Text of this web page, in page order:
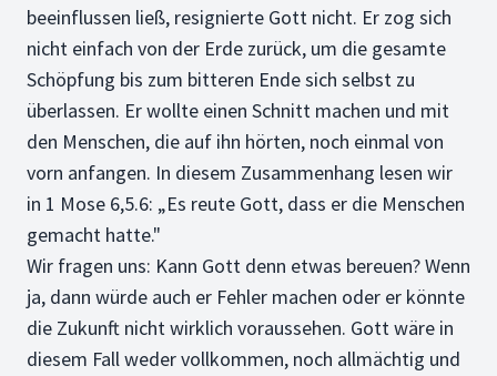
beeinflussen ließ, resignierte Gott nicht. Er zog sich
nicht einfach von der Erde zurück, um die gesamte
Schöpfung bis zum bitteren Ende sich selbst zu
überlassen. Er wollte einen Schnitt machen und mit
den Menschen, die auf ihn hörten, noch einmal von
vorn anfangen. In diesem Zusammenhang lesen wir
in 1 Mose 6,5.6: „Es reute Gott, dass er die Menschen
gemacht hatte."
Wir fragen uns: Kann Gott denn etwas bereuen? Wenn
ja, dann würde auch er Fehler machen oder er könnte
die Zukunft nicht wirklich voraussehen. Gott wäre in
diesem Fall weder vollkommen, noch allmächtig und